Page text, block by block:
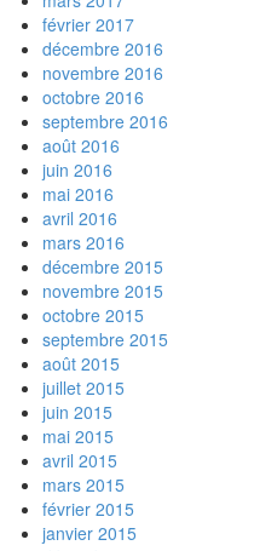
février 2017
décembre 2016
novembre 2016
octobre 2016
septembre 2016
août 2016
juin 2016
mai 2016
avril 2016
mars 2016
décembre 2015
novembre 2015
octobre 2015
septembre 2015
août 2015
juillet 2015
juin 2015
mai 2015
avril 2015
mars 2015
février 2015
janvier 2015